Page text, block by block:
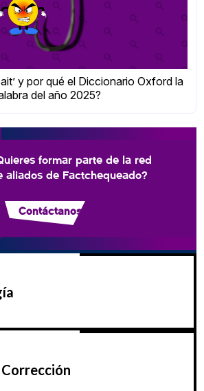
y por qué el Diccionario Oxford la
del año 2025?
formar parte de la red
aliados de Factchequeado?
Contáctanos